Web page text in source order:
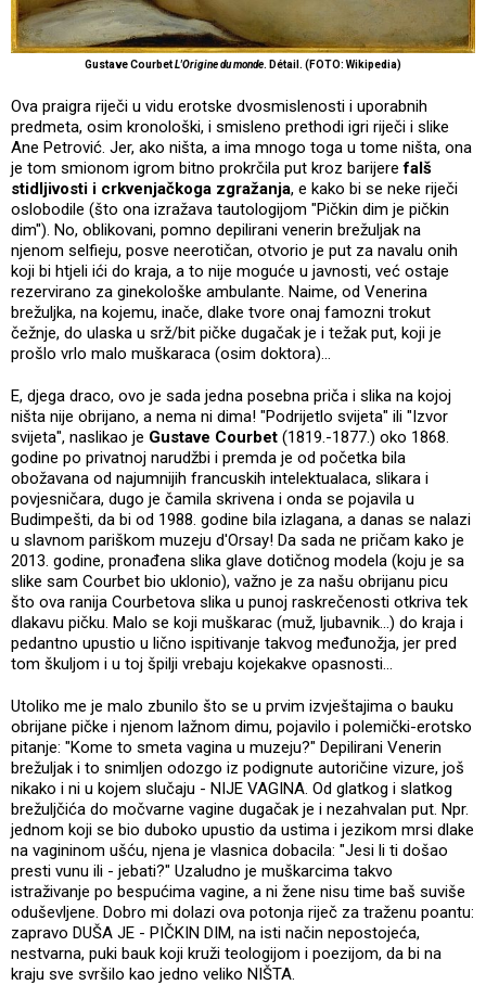
Gustave CourbetL'Origine du monde. Détail. (FOTO: Wikipedia)
Ova praigra riječi u vidu erotske dvosmislenosti i uporabnih
predmeta, osim kronološki, i smisleno prethodi igri riječi i slike
Ane Petrović. Jer, ako ništa, a ima mnogo toga u tome ništa, ona
je tom smionom igrom bitno prokrčila put kroz barijerefalš
stidljivosti i crkvenjačkoga zgražanja, e kako bi se neke riječi
oslobodile (što ona izražava tautologijom "Pičkin dim je pičkin
dim"). No, oblikovani, pomno depilirani venerin brežuljak na
njenom selfieju, posve neerotičan, otvorio je put za navalu onih
koji bi htjeli ići do kraja, a to nije moguće u javnosti, već ostaje
rezervirano za ginekološke ambulante. Naime, od Venerina
brežuljka, na kojemu, inače, dlake tvore onaj famozni trokut
čežnje, do ulaska u srž/bit pičke dugačak je i težak put, koji je
prošlo vrlo malo muškaraca (osim doktora)...
E, djega draco, ovo je sada jedna posebna priča i slika na kojoj
ništa nije obrijano, a nema ni dima! "Podrijetlo svijeta" ili "Izvor
svijeta", naslikao je Gustave Courbet (1819.-1877.) oko 1868.
godine po privatnoj narudžbi i premda je od početka bila
obožavana od najumnijih francuskih intelektualaca, slikara i
povjesničara, dugo je čamila skrivena i onda se pojavila u
Budimpešti, da bi od 1988. godine bila izlagana, a danas se nalazi
u slavnom pariškom muzeju d'Orsay! Da sada ne pričam kako je
2013. godine, pronađena slika glave dotičnog modela (koju je sa
slike sam Courbet bio uklonio), važno je za našu obrijanu picu
što ova ranija Courbetova slika u punoj raskrečenosti otkriva tek
dlakavu pičku. Malo se koji muškarac (muž, ljubavnik...) do kraja i
pedantno upustio u lično ispitivanje takvog međunožja, jer pred
tom škuljom i u toj špilji vrebaju kojekakve opasnosti...
Utoliko me je malo zbunilo što se u prvim izvještajima o bauku
obrijane pičke i njenom lažnom dimu, pojavilo i polemički-erotsko
pitanje: "Kome to smeta vagina u muzeju?" Depilirani Venerin
brežuljak i to snimljen odozgo iz podignute autoričine vizure, još
nikako i ni u kojem slučaju - NIJE VAGINA. Od glatkog i slatkog
brežuljčića do močvarne vagine dugačak je i nezahvalan put. Npr.
jednom koji se bio duboko upustio da ustima i jezikom mrsi dlake
na vagininom ušću, njena je vlasnica dobacila: "Jesi li ti došao
presti vunu ili - jebati?" Uzaludno je muškarcima takvo
istraživanje po bespućima vagine, a ni žene nisu time baš suviše
oduševljene. Dobro mi dolazi ova potonja riječ za traženu poantu:
zapravo DUŠA JE - PIČKIN DIM, na isti način nepostojeća,
nestvarna, puki bauk koji kruži teologijom i poezijom, da bi na
kraju sve svršilo kao jedno veliko NIŠTA.